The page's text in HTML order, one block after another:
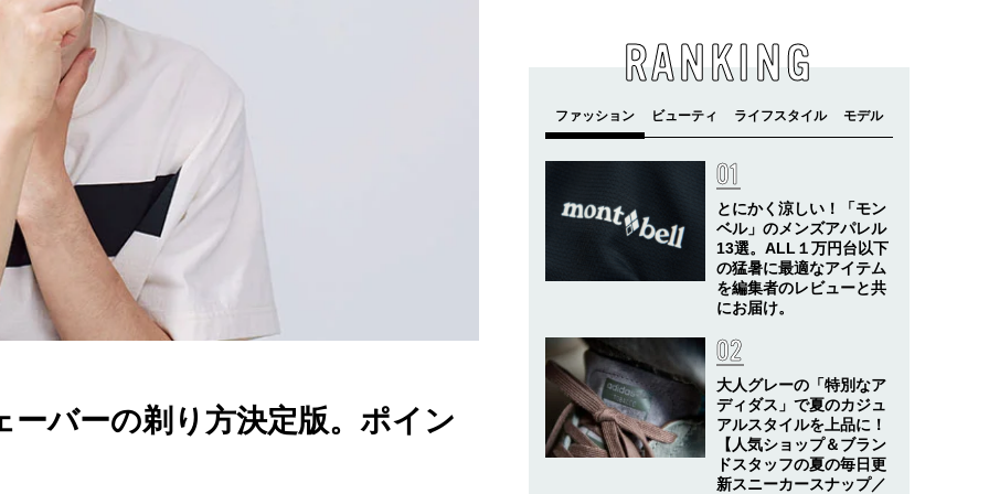
バーの剃り方決定版。ポイン
RANKING
とにかく涼しい！「モン
ベル」のメンズアパレル
13選。ALL１万円台以下
の猛暑に最適なアイテム
を編集者のレビューと共
にお届け。
大人グレーの「特別なア
ディダス」で夏のカジュ
アルスタイルを上品に！
【人気ショップ＆ブラン
ドスタッフの夏の毎日更
新スニーカースナップ／